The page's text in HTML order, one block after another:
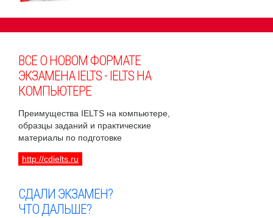
ВСЕ О НОВОМ ФОРМАТЕ
ЭКЗАМЕНА IELTS - IELTS НА
КОМПЬЮТЕРЕ
Преимущества IELTS на компьютере,
образцы заданий и практические
материалы по подготовке
http://cdielts.ru
СДАЛИ ЭКЗАМЕН?
ЧТО ДАЛЬШЕ?